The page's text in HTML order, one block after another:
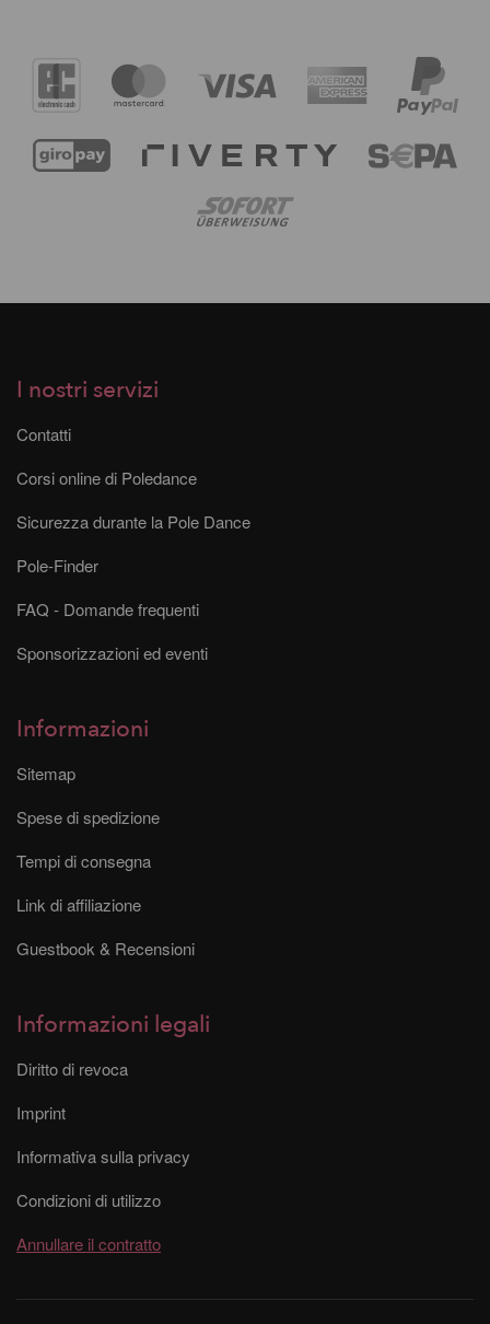
I nostri servizi
Contatti
Corsi online di Poledance
Sicurezza durante la Pole Dance
Pole-Finder
FAQ - Domande frequenti
Sponsorizzazioni ed eventi
Informazioni
Sitemap
Spese di spedizione
Tempi di consegna
Link di affiliazione
Guestbook & Recensioni
Informazioni legali
Diritto di revoca
Imprint
Informativa sulla privacy
Condizioni di utilizzo
Annullare il contratto